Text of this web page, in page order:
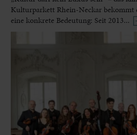
Kulturparkett Rhein-Neckar bekommt
eine konkrete Bedeutung: Seit 2013...